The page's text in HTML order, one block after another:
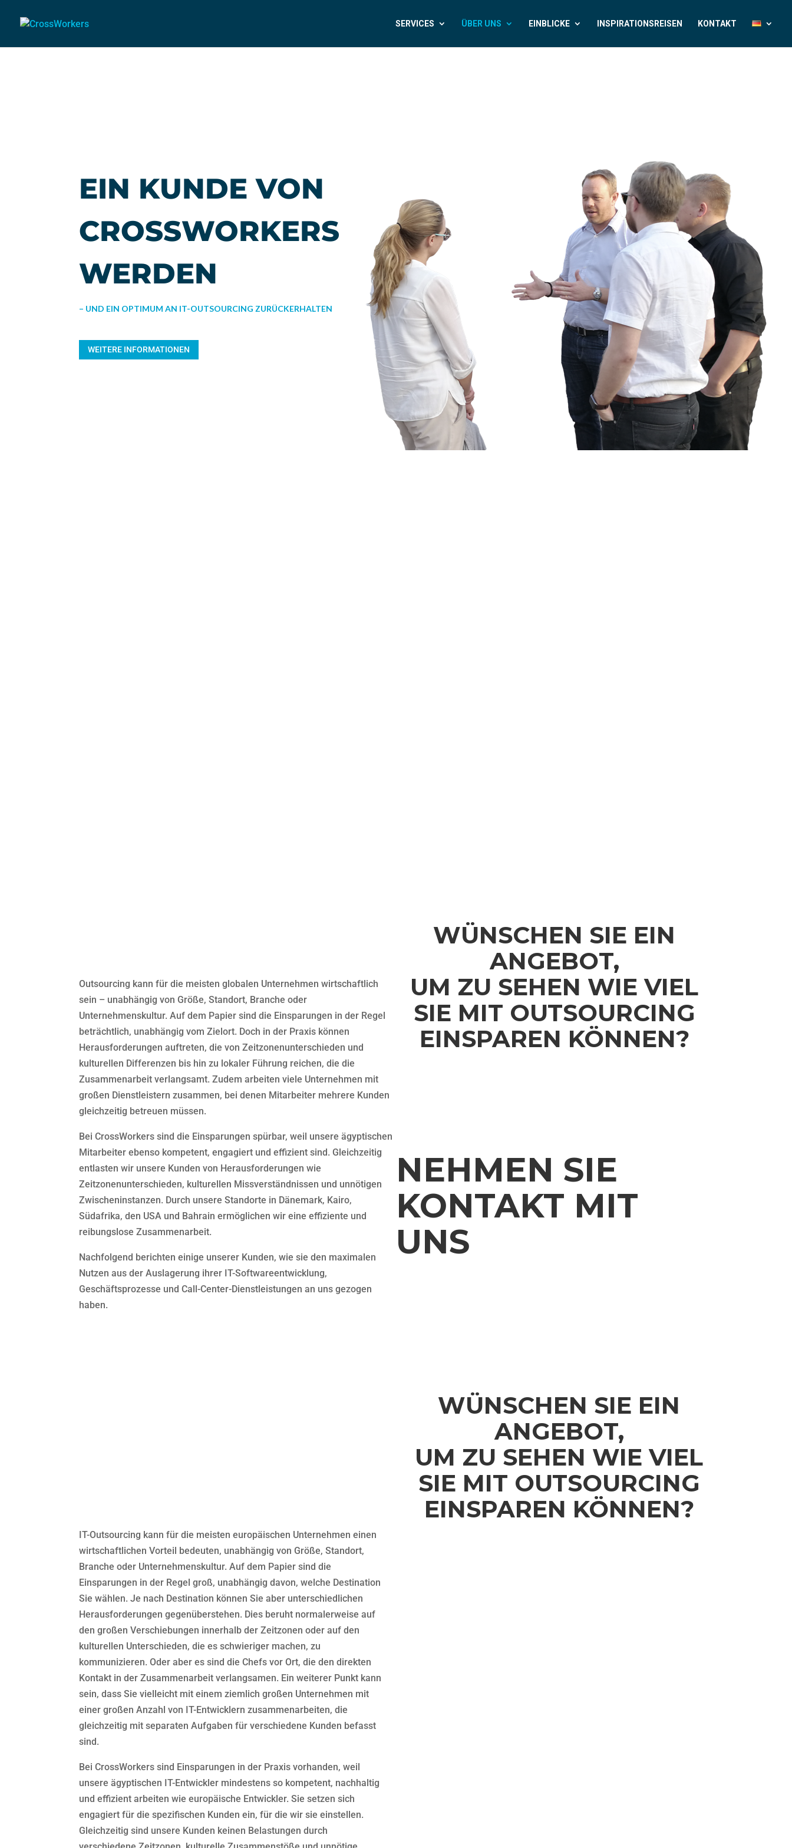
SERVICES ÜBER UNS EINBLICKE INSPIRATIONSREISEN KONTAKT
EIN KUNDE VON
CROSSWORKERS
WERDEN
– UND EIN OPTIMUM AN IT-OUTSOURCING ZURÜCKERHALTEN
WEITERE INFORMATIONEN
Outsourcing kann für die meisten globalen Unternehmen wirtschaftlich
sein – unabhängig von Größe, Standort, Branche oder
Unternehmenskultur. Auf dem Papier sind die Einsparungen in der Regel
beträchtlich, unabhängig vom Zielort. Doch in der Praxis können
Herausforderungen auftreten, die von Zeitzonenunterschieden und
kulturellen Differenzen bis hin zu lokaler Führung reichen, die die
Zusammenarbeit verlangsamt. Zudem arbeiten viele Unternehmen mit
großen Dienstleistern zusammen, bei denen Mitarbeiter mehrere Kunden
gleichzeitig betreuen müssen.
Bei CrossWorkers sind die Einsparungen spürbar, weil unsere ägyptischen
Mitarbeiter ebenso kompetent, engagiert und effizient sind. Gleichzeitig
entlasten wir unsere Kunden von Herausforderungen wie
Zeitzonenunterschieden, kulturellen Missverständnissen und unnötigen
Zwischeninstanzen. Durch unsere Standorte in Dänemark, Kairo,
Südafrika, den USA und Bahrain ermöglichen wir eine effiziente und
reibungslose Zusammenarbeit.
Nachfolgend berichten einige unserer Kunden, wie sie den maximalen
Nutzen aus der Auslagerung ihrer IT-Softwareentwicklung,
Geschäftsprozesse und Call-Center-Dienstleistungen an uns gezogen
haben.
WÜNSCHEN SIE EIN
ANGEBOT,
UM ZU SEHEN WIE VIEL
SIE MIT OUTSOURCING
EINSPAREN KÖNNEN?
NEHMEN SIE
KONTAKT MIT
UNS
IT-Outsourcing kann für die meisten europäischen Unternehmen einen
wirtschaftlichen Vorteil bedeuten, unabhängig von Größe, Standort,
Branche oder Unternehmenskultur. Auf dem Papier sind die
Einsparungen in der Regel groß, unabhängig davon, welche Destination
Sie wählen. Je nach Destination können Sie aber unterschiedlichen
Herausforderungen gegenüberstehen. Dies beruht normalerweise auf
den großen Verschiebungen innerhalb der Zeitzonen oder auf den
kulturellen Unterschieden, die es schwieriger machen, zu
kommunizieren. Oder aber es sind die Chefs vor Ort, die den direkten
Kontakt in der Zusammenarbeit verlangsamen. Ein weiterer Punkt kann
sein, dass Sie vielleicht mit einem ziemlich großen Unternehmen mit
einer großen Anzahl von IT-Entwicklern zusammenarbeiten, die
gleichzeitig mit separaten Aufgaben für verschiedene Kunden befasst
sind.
Bei CrossWorkers sind Einsparungen in der Praxis vorhanden, weil
unsere ägyptischen IT-Entwickler mindestens so kompetent, nachhaltig
und effizient arbeiten wie europäische Entwickler. Sie setzen sich
engagiert für die spezifischen Kunden ein, für die wir sie einstellen.
Gleichzeitig sind unsere Kunden keinen Belastungen durch
WÜNSCHEN SIE EIN
ANGEBOT,
UM ZU SEHEN WIE VIEL
SIE MIT OUTSOURCING
EINSPAREN KÖNNEN?